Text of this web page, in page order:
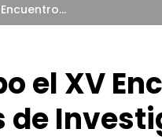
Se llevó a cabo el XV Encuentro de Vicerrectores de Investigación
el XV
de